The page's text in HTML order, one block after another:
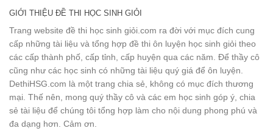
GIỚI THIỆU ĐỀ THI HỌC SINH GIỎI
Trang website đề thi học sinh giỏi.com ra đời với mục đích cung
cấp những tài liệu và tổng hợp đề thi ôn luyện học sinh giỏi theo
các cấp thành phố, cấp tỉnh, cấp huyện qua các năm. Để thầy cô
cũng như các học sinh có những tài liệu quý giá để ôn luyện.
DethiHSG.com là một trang chia sẻ, không có mục đích thương
mại. Thế nên, mong quý thầy cô và các em học sinh góp ý, chia
sẻ tài liệu để chúng tôi tổng hợp làm cho nội dung phong phú và
đa dạng hơn. Cảm ơn.